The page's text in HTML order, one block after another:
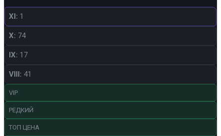
XI: 1
X: 74
IX: 17
VIII: 41
VIP
РЕДКИЙ
ТОП ЦЕНА